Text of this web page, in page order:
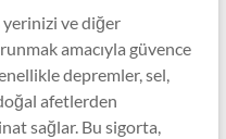
yerinizi ve diğer
amacıyla güvence
depremler, sel,
afetlerden
sağlar. Bu sigorta,